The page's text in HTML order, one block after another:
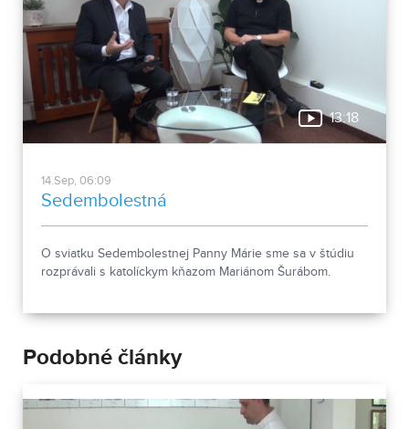
13:18
14.Sep, 06:09
Sedembolestná
O sviatku Sedembolestnej Panny Márie sme sa v štúdiu
rozprávali s katolíckym kňazom Mariánom Šurábom.
Podobné články